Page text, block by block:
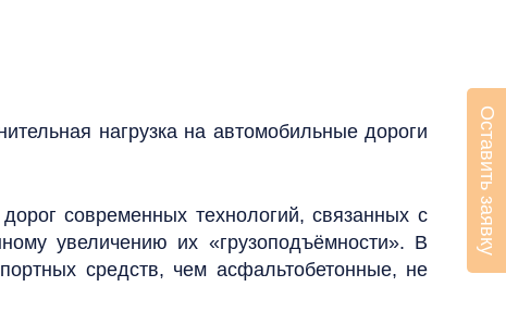
нагрузка на автомобильные дороги
современных технологий, связанных с
увеличению их «грузоподъёмности». В
средств, чем асфальтобетонные, не
Оставить заявку